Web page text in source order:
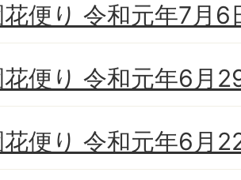
便り 令和元年7月6
便り 令和元年6月
便り 令和元年6月